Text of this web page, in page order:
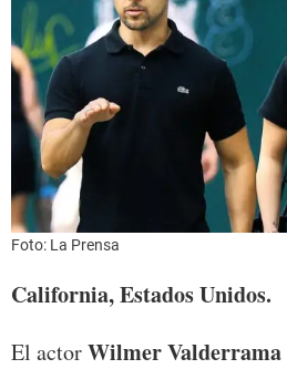
Foto: La Prensa
California, Estados Unidos.
El actorWilmer Valderrama